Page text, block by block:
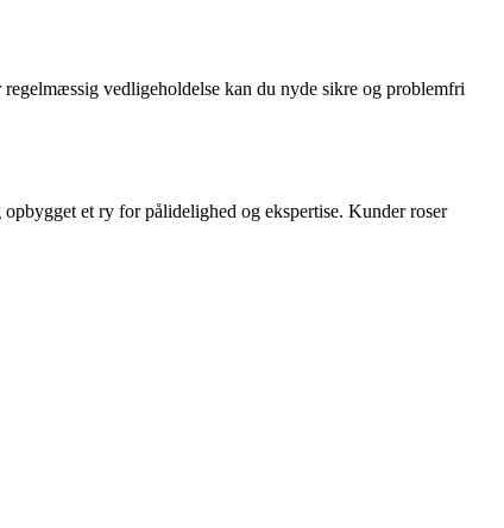
vedligeholdelse kan du nyde sikre og problemfri
et ry for pålidelighed og ekspertise. Kunder roser